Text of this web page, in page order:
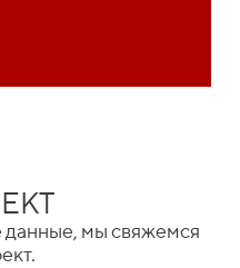
данные, мы свяжемся